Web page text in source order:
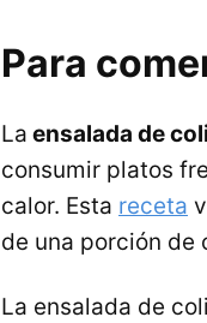
Para
La ensalada de
consumir platos
calor. Esta receta
de una porción de
La ensalada de